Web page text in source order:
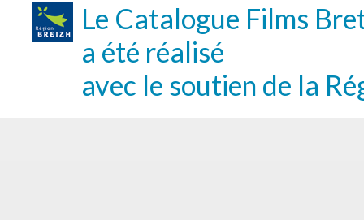
Le Catalogue Films
a été réalisé
avec le soutien de la